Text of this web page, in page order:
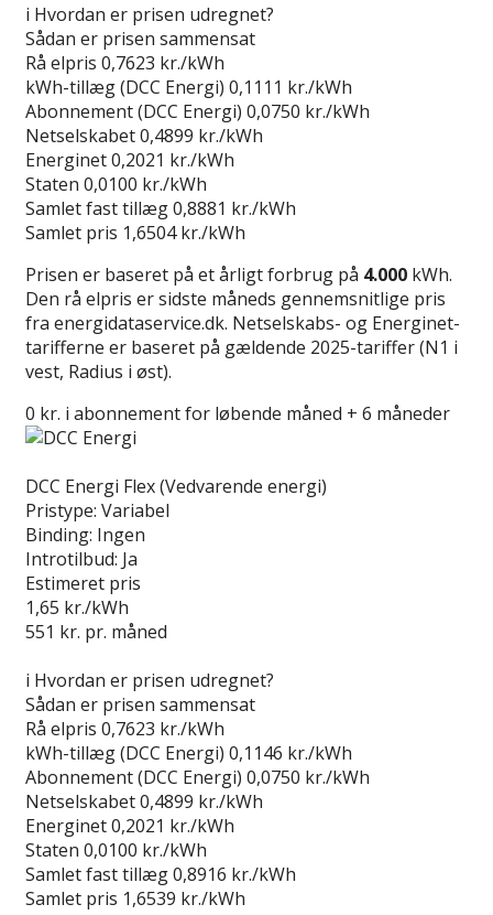
i Hvordan er prisen udregnet?
Sådan er prisen sammensat
Rå elpris 0,7623 kr./kWh
kWh-tillæg (DCC Energi) 0,1111 kr./kWh
Abonnement (DCC Energi) 0,0750 kr./kWh
Netselskabet0,4899 kr./kWh
Energinet0,2021 kr./kWh
Staten 0,0100 kr./kWh
Samlet fast tillæg0,8881 kr./kWh
Samlet pris 1,6504 kr./kWh
Prisen er baseret på et årligt forbrug på 4.000 kWh.
Den rå elpris er sidste måneds gennemsnitlige pris
fra energidataservice.dk. Netselskabs- og Energinet-
tarifferne er baseret på gældende 2025-tariffer (N1 i
vest, Radius i øst).
0 kr. i abonnement for løbende måned + 6 måneder
DCC Energi Flex (Vedvarende energi)
Pristype: Variabel
Binding: Ingen
Introtilbud: Ja
Estimeret pris
1,65 kr./kWh
551 kr. pr. måned
i Hvordan er prisen udregnet?
Sådan er prisen sammensat
Rå elpris 0,7623 kr./kWh
kWh-tillæg (DCC Energi) 0,1146 kr./kWh
Abonnement (DCC Energi) 0,0750 kr./kWh
Netselskabet0,4899 kr./kWh
Energinet0,2021 kr./kWh
Staten 0,0100 kr./kWh
Samlet fast tillæg0,8916 kr./kWh
Samlet pris 1,6539 kr./kWh